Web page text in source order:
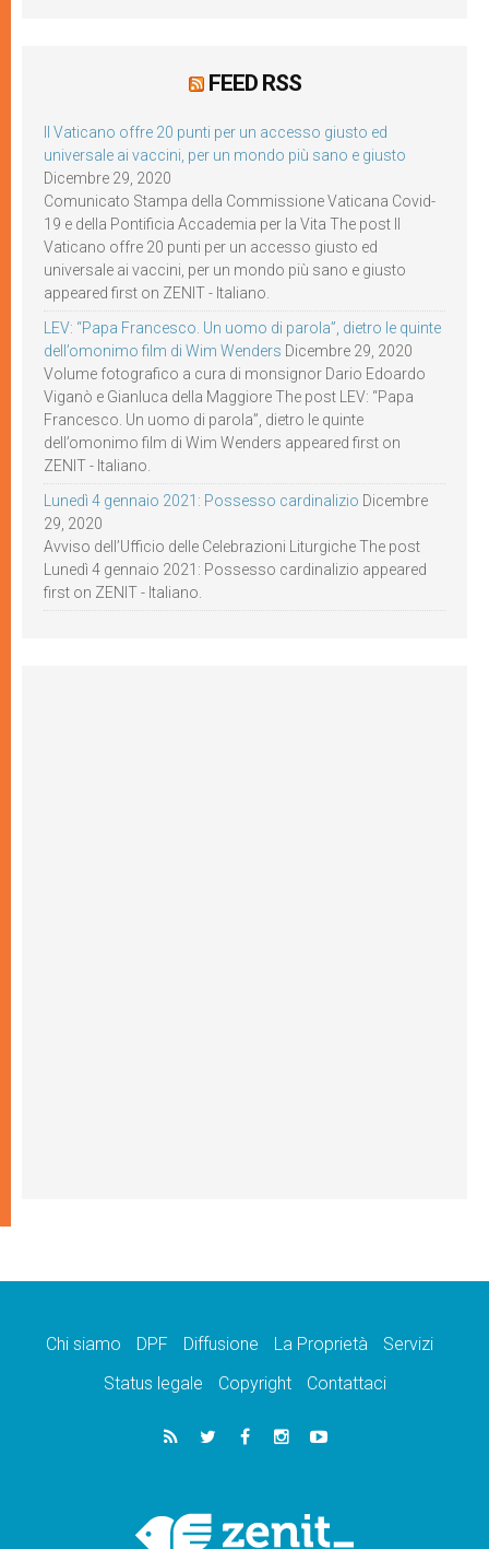
FEED RSS
Il Vaticano offre 20 punti per un accesso giusto ed
universale ai vaccini, per un mondo più sano e giusto
Dicembre 29, 2020
Comunicato Stampa della Commissione Vaticana Covid-
19 e della Pontificia Accademia per la Vita The post Il
Vaticano offre 20 punti per un accesso giusto ed
universale ai vaccini, per un mondo più sano e giusto
appeared first on ZENIT - Italiano.
LEV: “Papa Francesco. Un uomo di parola”, dietro le quinte
dell’omonimo film di Wim Wenders Dicembre 29, 2020
Volume fotografico a cura di monsignor Dario Edoardo
Viganò e Gianluca della Maggiore The post LEV: “Papa
Francesco. Un uomo di parola”, dietro le quinte
dell’omonimo film di Wim Wenders appeared first on
ZENIT - Italiano.
Lunedì 4 gennaio 2021: Possesso cardinalizio Dicembre
29, 2020
Avviso dell’Ufficio delle Celebrazioni Liturgiche The post
Lunedì 4 gennaio 2021: Possesso cardinalizio appeared
first on ZENIT - Italiano.
Chi siamo DPF Diffusione La Proprietà
Servizi
Status legale
Copyright Contattaci